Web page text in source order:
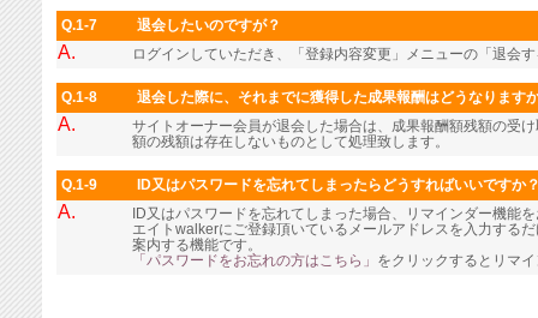
Q.1-7 退会したいのですが？
A. ログインしていただき、「登録内容変更」メニューの「退会
Q.1-8 退会した際に、それまでに獲得した成果報酬はどうなります
A.
サイトオーナー会員が退会した場合は、成果報酬額残額の受
額の残額は存在しないものとして処理致します。
Q.1-9 ID又はパスワードを忘れてしまったらどうすればいいですか
A.
ID又はパスワードを忘れてしまった場合、リマインダー機能
エイトwalkerにご登録頂いているメールアドレスを入力する
案内する機能です。
「パスワードをお忘れの方はこちら」 をクリックするとリマ